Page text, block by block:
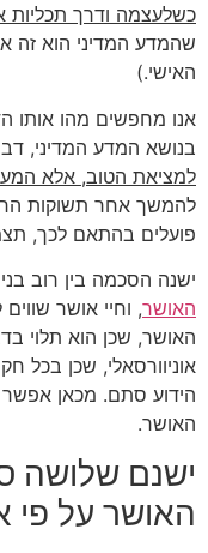
כשלעצמה ודרך תכליות
שהמדע המדיני הוא זה
האישי.)
אנו מחפשים מהו אותו
בנושא המדע המדיני,
למציאת הטוב, אלא
להמשך אחר תשוקות
פועלים בהתאם לכך,
ישנה הסכמה בין רוב
האושר, וחיי אושר
האושר, שכן הוא תלוי
אוניוורסאלי, שכן בכל
הידוע סתם. מכאן
האושר.
ישנם שלושה
האושר על פי